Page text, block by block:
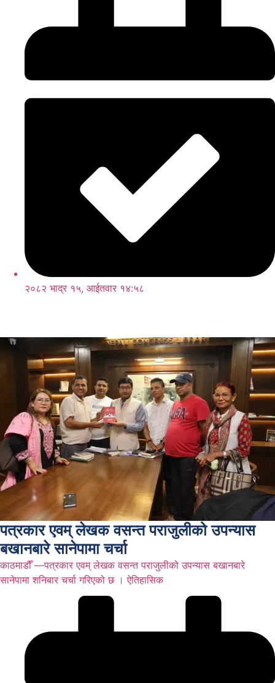
२०८२ भाद्र १५, आईतवार १४:५८
पत्रकार एवम् लेखक वसन्त पराजुलीको उपन्यास
बखानबारे सानेपामा चर्चा
काठमाडौँ —पत्रकार एवम् लेखक वसन्त पराजुलीको उपन्यास बखानबारे
सानेपामा शनिबार चर्चा गरिएको छ । ऐतिहासिक